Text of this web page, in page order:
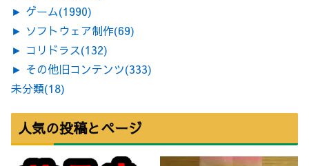
► ゲーム(1990)
► ソフトウェア制作(69)
► コリドラス(132)
► その他旧コンテンツ(333)
未分類(18)
人気の投稿とページ